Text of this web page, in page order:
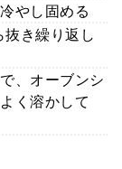
やし固める
き繰り返し
、オーブンシ
く溶かして